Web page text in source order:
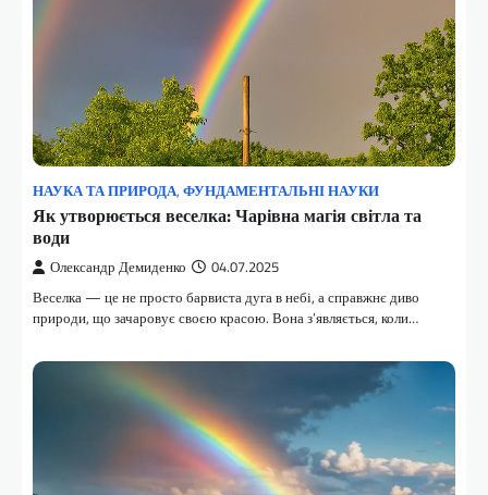
НАУКА ТА ПРИРОДА, ФУНДАМЕНТАЛЬНІ НАУКИ
Як утворюється веселка: Чарівна магія світла та
води
Олександр Демиденко 04.07.2025
Веселка — це не просто барвиста дуга в небі, а справжнє диво
природи, що зачаровує своєю красою. Вона з’являється, коли…